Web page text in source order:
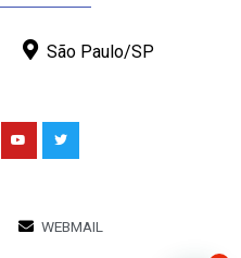
São Paulo/SP
WEBMAIL